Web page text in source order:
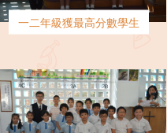
一二年級獲最高分數學生